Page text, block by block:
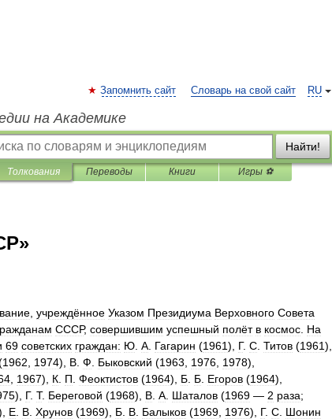
RU
Запомнить сайт Словарь на свой сайт
на Академике
Найти!
Толкования Переводы Книги Игры ⚽
учреждённое Указом Президиума Верховного Совета
СССР, совершившим успешный полёт в космос На
69 советских граждан: Ю А Гагарин (1961), Г. С Титов (1961),
1962 1974), В Ф Быковский (1963 1976 1978),
1967), К П Феоктистов (1964), Б Б Егоров (1964),
), Г. Т. Береговой (1968), В А Шаталов (1969 — 2 раза;
Е В Хрунов (1969), Б В Балыков (1969 1976), Г. С Шонин